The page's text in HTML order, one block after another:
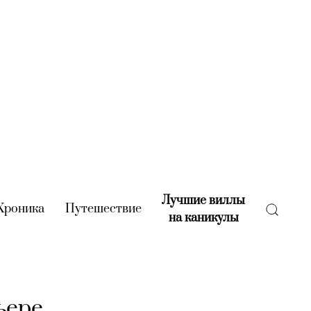
(current)
Путешествие(current)
Лучшие виллы
на каникулы(current)